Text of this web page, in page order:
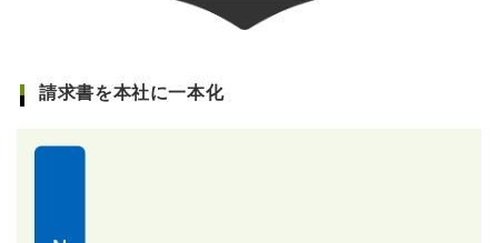
請求書を本社に一本化